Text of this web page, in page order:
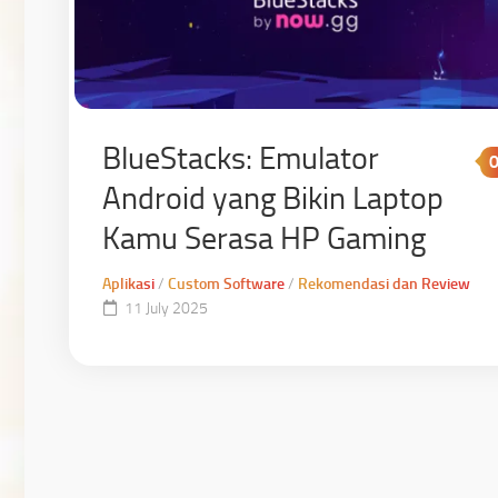
BlueStacks: Emulator
Android yang Bikin Laptop
Kamu Serasa HP Gaming
0
Aplikasi/ Custom Software/ Rekomendasi dan Review
11 July 2025